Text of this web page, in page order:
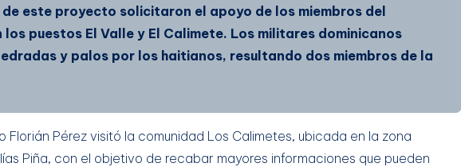
este proyecto solicitaron el apoyo de los miembros del
puestos El Valle y El Calimete. Los militares dominicanos
y palos por los haitianos, resultando dos miembros de la
Florián Pérez visitó la comunidad Los Calimetes, ubicada en la zona
Piña, con el objetivo de recabar mayores informaciones que pueden